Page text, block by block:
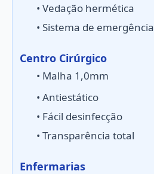
• Vedação hermética
• Sistema de emergência
Centro Cirúrgico
• Malha 1,0mm
• Antiestático
• Fácil desinfecção
• Transparência total
Enfermarias